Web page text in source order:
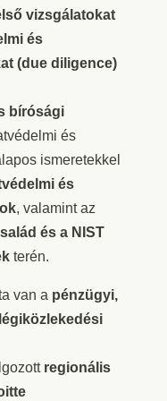
vizsgálatokat
és
(due diligence)
bírósági
és
ismeretekkel
és
, valamint az
és a NIST
terén.
van a pénzügyi,
regionális